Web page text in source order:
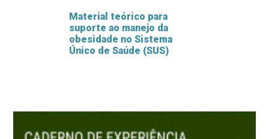
Material teórico para
suporte ao manejo da
obesidade no Sistema
Único de Saúde (SUS)